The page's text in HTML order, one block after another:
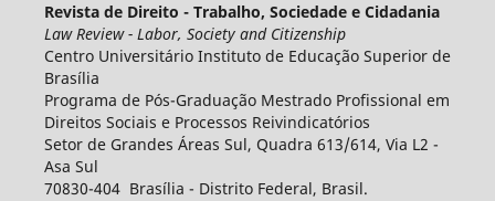
Revista de Direito - Trabalho, Sociedade e Cidadania
Law Review - Labor, Society and Citizenship
Centro Universitário Instituto de Educação Superior de
Brasília
Programa de Pós-Graduação Mestrado Profissional em
Direitos Sociais e Processos Reivindicatórios
Setor de Grandes Áreas Sul, Quadra 613/614, Via L2 -
Asa Sul
70830-404 Brasília - Distrito Federal, Brasil.